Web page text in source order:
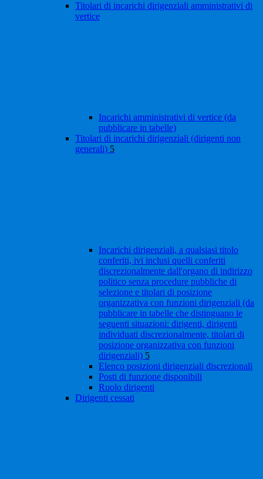
Titolari di incarichi dirigenziali amministrativi di
vertice
Incarichi amministrativi di vertice (da
pubblicare in tabelle)
Titolari di incarichi dirigenziali (dirigenti non
generali) 5
Incarichi dirigenziali, a qualsiasi titolo
conferiti, ivi inclusi quelli conferiti
discrezionalmente dall'organo di indirizzo
politico senza procedure pubbliche di
selezione e titolari di posizione
organizzativa con funzioni dirigenziali (da
pubblicare in tabelle che distinguano le
seguenti situazioni: dirigenti, dirigenti
individuati discrezionalmente, titolari di
posizione organizzativa con funzioni
dirigenziali) 5
Elenco posizioni dirigenziali discrezionali
Posti di funzione disponibili
Ruolo dirigenti
Dirigenti cessati